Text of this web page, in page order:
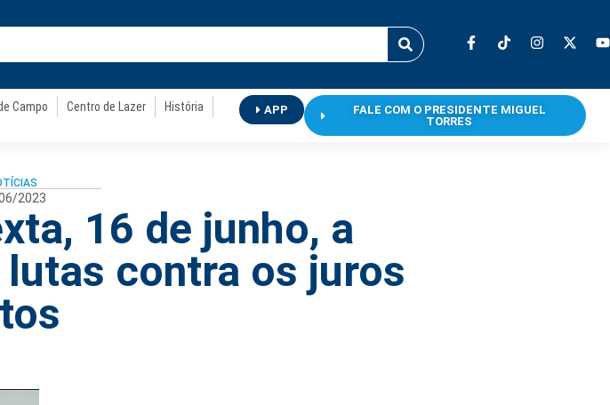
Campo Centro de Lazer
História
APP
FALE COM O PRESIDENTE MIGUEL
TORRES
2023
16 de junho, a
contra os juros